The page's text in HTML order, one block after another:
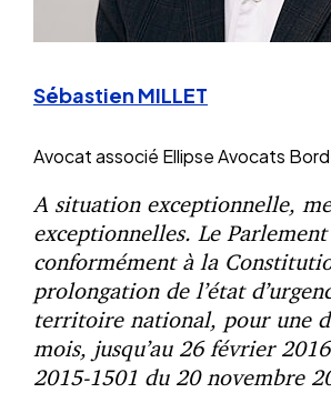
Sébastien MILLET
Avocat associé Ellipse Avocats
A situation exceptionnelle,
exceptionnelles. Le
conformément à la
prolongation de l’état
territoire national, pour une
mois, jusqu’au 26 février
2015-1501 du 20 novembre